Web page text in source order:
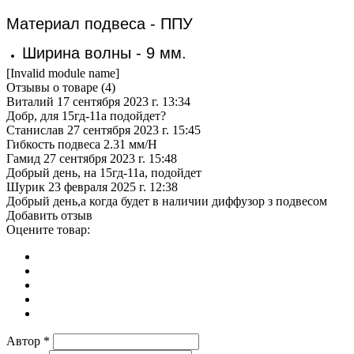
Материал подвеса - ППУ
Ширина волны - 9 мм.
[Invalid module name]
Отзывы о товаре (4)
Виталий 17 сентября 2023 г. 13:34
Добр, для 15гд-11а подойдет?
Станислав 27 сентября 2023 г. 15:45
Гибкость подвеса 2.31 мм/Н
Гамид 27 сентября 2023 г. 15:48
Добрый день, на 15гд-11а, подойдет
Шурик 23 февраля 2025 г. 12:38
Добрый день,а когда будет в наличии диффузор з подвесом
Добавить отзыв
Оцените товар:
Автор *